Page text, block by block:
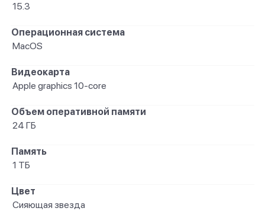
15.3
Операционная система
MacOS
Видеокарта
Apple graphics 10-core
Объем оперативной памяти
24 ГБ
Память
1 ТБ
Цвет
Сияющая звезда